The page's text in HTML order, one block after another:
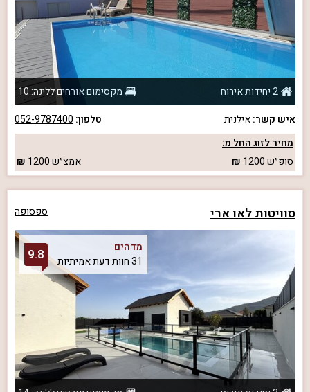
2 יחידות אירוח
מקסימום אורחים ללינה: 10
איש קשר:אילנית טלפון: 052-9787400
מחיר לזוג החל מ:
סופ״ש1200 אמצ״ש1200
סוויטות לאו ארי ספסופה
מדהים
31 חוות דעת אמיתיות
9.8